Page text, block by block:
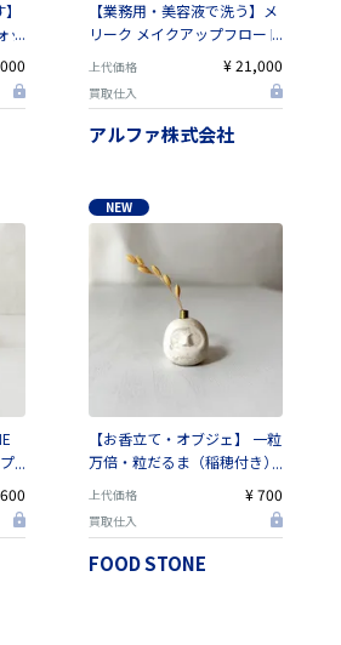
ッ
ン
【業務用・美容液で洗う】メ
リーク メイクアップフロート
400mL｜界面活性剤フリー・
潤いを守って落とす
上代価格 ¥ 21,000
買取仕入
アルファ株式会社
NEW
【お香立て・オブジェ】 一粒
万倍・粒だるま（稲穂付き）
上代価格 ¥ 700
買取仕入
FOOD STONE